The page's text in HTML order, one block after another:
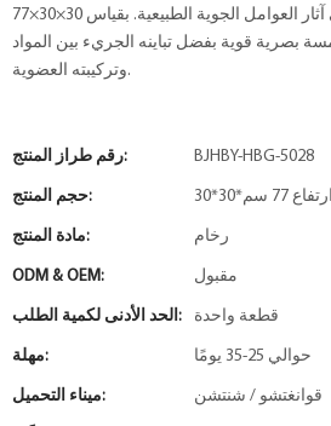
المتراصة، مع الحفاظ على آثار العوامل الجوية الطبيعية. بقياس 30×30×77
بصرية قوية بفضل تباينه الجريء بين المواد
وتركيبته العضوية.
رقم طراز المنتج: BJHBY-HBG-5028
حجم المنتج: 30*30*ارتفاع 77 سم
مادة المنتج: رخام
ODM & OEM: مقبول
الحد الأدنى لكمية الطلب: قطعة واحدة
مهلة: حوالي 25-35 يومًا
ميناء التحميل: قوانغتشو / شنتشن